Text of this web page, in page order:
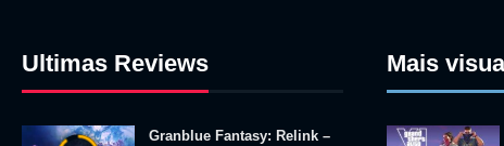
Ultimas Reviews
Granblue Fantasy: Relink –
Mais